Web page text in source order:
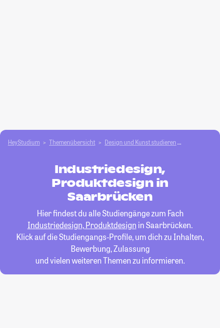
HeyStudium Themenübersicht Design und Kunst studieren
Industriedesign,
Produktdesign in
Saarbrücken
Hier findest du alle Studiengänge zum Fach
Industriedesign, Produktdesign in Saarbrücken.
Klick auf die Studiengangs-Profile, um dich zu Inhalten,
Bewerbung, Zulassung
und vielen weiteren Themen zu informieren.